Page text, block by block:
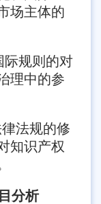
场主体的
际规则的对
理中的参
法规的修
知识产权
分析